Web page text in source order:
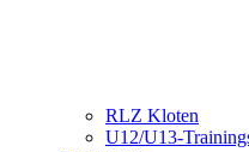
RLZ Kloten
U12/U13-